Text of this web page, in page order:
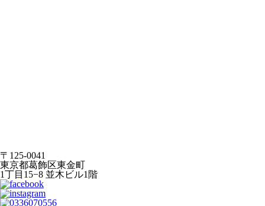
〒125-0041
東京都葛飾区東金町
1丁目15−8 並木ビル1階